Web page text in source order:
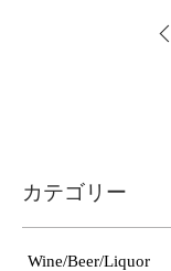
カテゴリー
Wine/Beer/Liquor